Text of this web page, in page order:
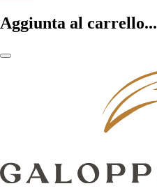
Aggiunta al carrello...